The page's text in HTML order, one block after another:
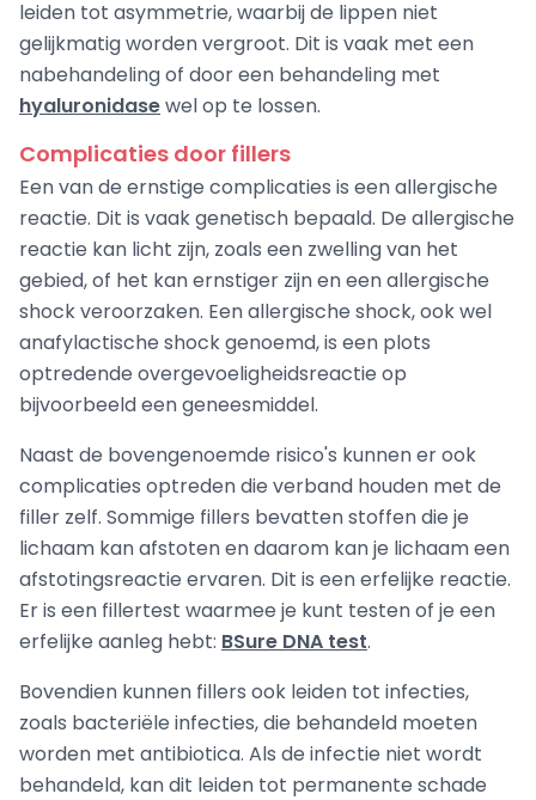
leiden tot asymmetrie, waarbij de lippen niet
gelijkmatig worden vergroot. Dit is vaak met een
nabehandeling of door een behandeling met
hyaluronidasewel op te lossen.
Complicaties door fillers
Een van de ernstige complicaties is een allergische
reactie. Dit is vaak genetisch bepaald. De allergische
reactie kan licht zijn, zoals een zwelling van het
gebied, of het kan ernstiger zijn en een allergische
shock veroorzaken. Een allergische shock, ook wel
anafylactische shock genoemd, is een plots
optredende overgevoeligheidsreactie op
bijvoorbeeld een geneesmiddel.
Naast de bovengenoemde risico's kunnen er ook
complicaties optreden die verband houden met de
filler zelf. Sommige fillers bevatten stoffen die je
lichaam kan afstoten en daarom kan je lichaam een
afstotingsreactie ervaren. Dit is een erfelijke reactie.
Er is een fillertest waarmee je kunt testen of je een
erfelijke aanleg hebt: BSure DNA test.
Bovendien kunnen fillers ook leiden tot infecties,
zoals bacteriële infecties, die behandeld moeten
worden met antibiotica. Als de infectie niet wordt
behandeld, kan dit leiden tot permanente schade